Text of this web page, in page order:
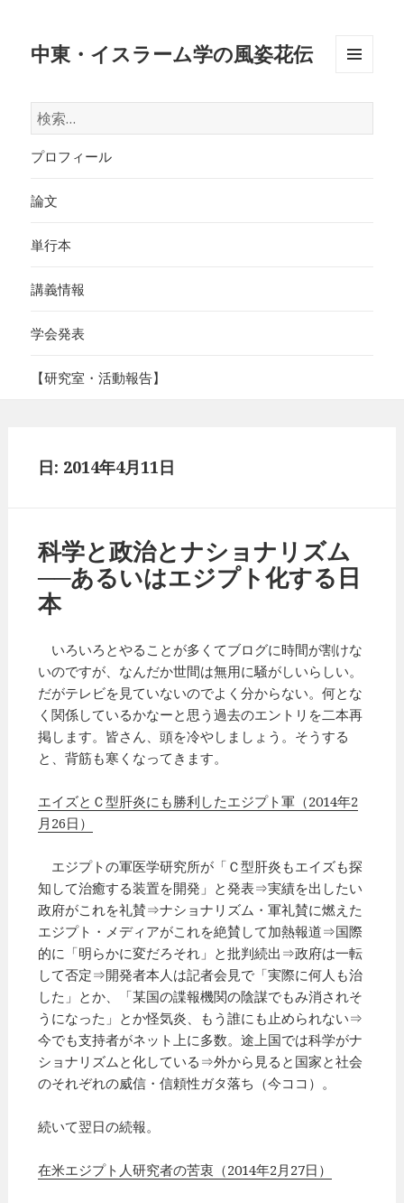
中東・イスラーム学の風姿花伝
検
索:
プロフィール
論文
単行本
講義情報
学会発表
【研究室・活動報告】
日: 2014年4月11日
科学と政治とナショナリズム
──あるいはエジプト化する日
本
いろいろとやることが多くてブログに時間が割けな
いのですが、なんだか世間は無用に騒がしいらしい。
だがテレビを見ていないのでよく分からない。何とな
く関係しているかなーと思う過去のエントリを二本再
掲します。皆さん、頭を冷やしましょう。そうする
と、背筋も寒くなってきます。
エイズとＣ型肝炎にも勝利したエジプト軍（2014年2
月26日）
エジプトの軍医学研究所が「Ｃ型肝炎もエイズも探
知して治癒する装置を開発」と発表⇒実績を出したい
政府がこれを礼賛⇒ナショナリズム・軍礼賛に燃えた
エジプト・メディアがこれを絶賛して加熱報道⇒国際
的に「明らかに変だろそれ」と批判続出⇒政府は一転
して否定⇒開発者本人は記者会見で「実際に何人も治
した」とか、「某国の諜報機関の陰謀でもみ消されそ
うになった」とか怪気炎、もう誰にも止められない⇒
今でも支持者がネット上に多数。途上国では科学がナ
ショナリズムと化している⇒外から見ると国家と社会
のそれぞれの威信・信頼性ガタ落ち（今ココ）。
続いて翌日の続報。
在米エジプト人研究者の苦衷（2014年2月27日）